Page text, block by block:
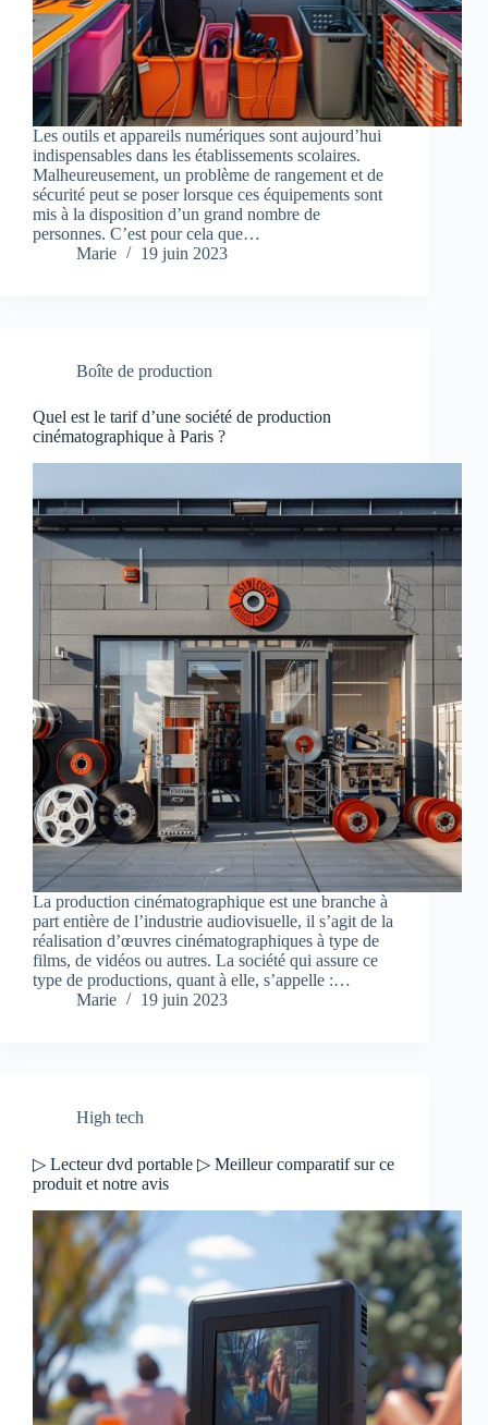
Les outils et appareils numériques sont aujourd’hui
indispensables dans les établissements scolaires.
Malheureusement, un problème de rangement et de
sécurité peut se poser lorsque ces équipements sont
mis à la disposition d’un grand nombre de
personnes. C’est pour cela que…
Marie
19 juin 2023
Boîte de production
Quel est le tarif d’une société de production
cinématographique à Paris ?
La production cinématographique est une branche à
part entière de l’industrie audiovisuelle, il s’agit de la
réalisation d’œuvres cinématographiques à type de
films, de vidéos ou autres. La société qui assure ce
type de productions, quant à elle, s’appelle :…
Marie
19 juin 2023
High tech
▷ Lecteur dvd portable ▷ Meilleur comparatif sur ce
produit et notre avis